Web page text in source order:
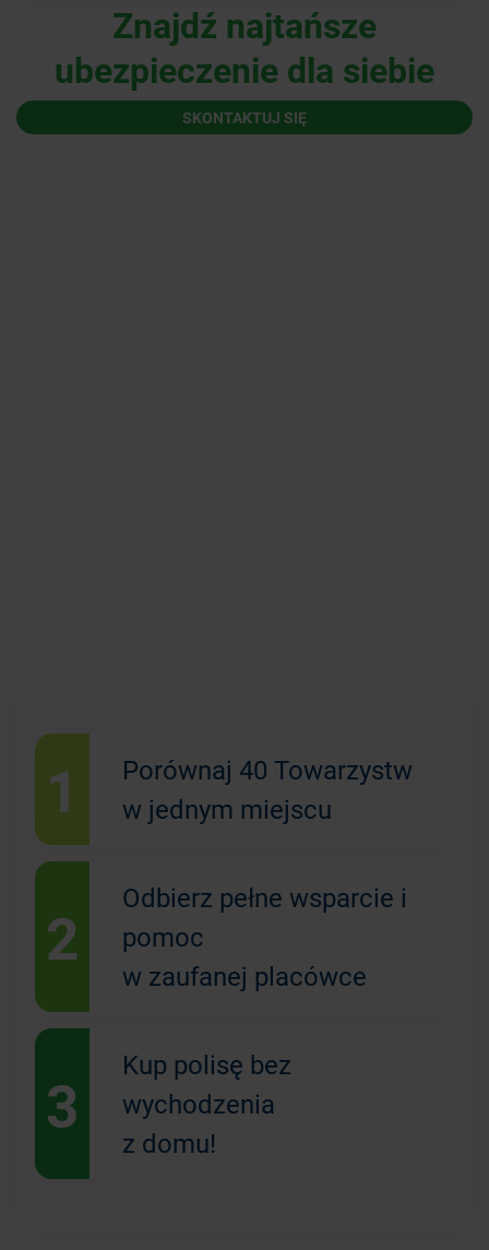
Znajdź najtańsze
ubezpieczenie dla siebie
SKONTAKTUJ SIĘ
1
Porównaj 40 Towarzystw
w jednym miejscu
2
Odbierz pełne wsparcie i
pomoc
w zaufanej placówce
3
Kup polisę bez
wychodzenia
z domu!